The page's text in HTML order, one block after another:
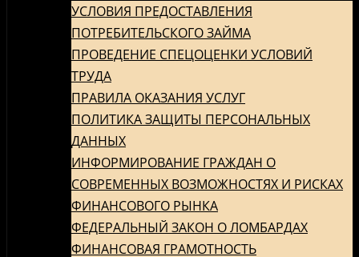
УСЛОВИЯ ПРЕДОСТАВЛЕНИЯ
ПОТРЕБИТЕЛЬСКОГО ЗАЙМА
ПРОВЕДЕНИЕ СПЕЦОЦЕНКИ УСЛОВИЙ
ТРУДА
ПРАВИЛА ОКАЗАНИЯ УСЛУГ
ПОЛИТИКА ЗАЩИТЫ ПЕРСОНАЛЬНЫХ
ДАННЫХ
ИНФОРМИРОВАНИЕ ГРАЖДАН О
СОВРЕМЕННЫХ ВОЗМОЖНОСТЯХ И РИСКАХ
ФИНАНСОВОГО РЫНКА
ФЕДЕРАЛЬНЫЙ ЗАКОН О ЛОМБАРДАХ
ФИНАНСОВАЯ ГРАМОТНОСТЬ